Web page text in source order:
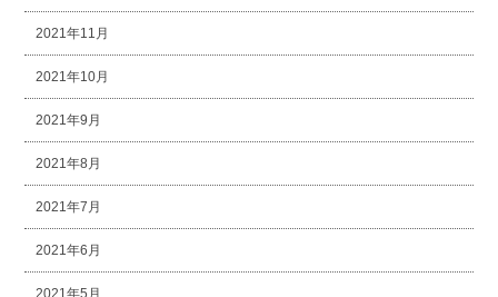
2021年11月
2021年10月
2021年9月
2021年8月
2021年7月
2021年6月
2021年5月